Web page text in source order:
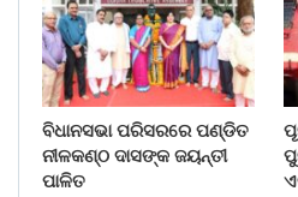
ବିଧାନସଭା ପରିସରରେ ପଣ୍ଡିତ
ନୀଳକଣ୍ଠ ଦାସଙ୍କ ଜୟନ୍ତୀ
ପାଳିତ